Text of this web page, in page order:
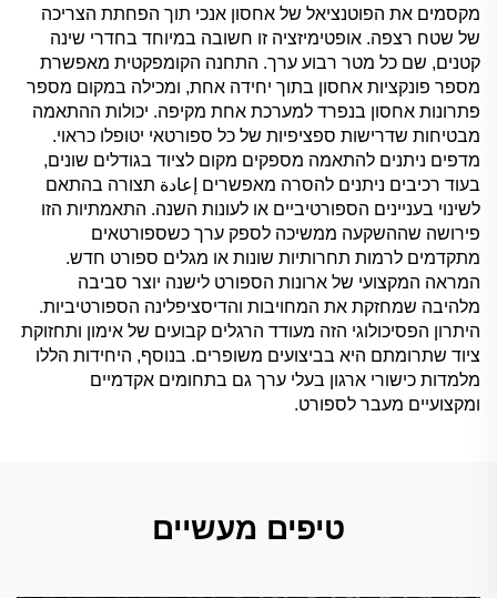
מקסמים את הפוטנציאל של אחסון אנכי תוך הפחתת הצריכה
של שטח רצפה. אופטימיזציה זו חשובה במיוחד בחדרי שינה
קטנים, שם כל מטר רבוע ערך. התחנה הקומפקטית מאפשרת
מספר פונקציות אחסון בתוך יחידה אחת, ומכילה במקום מספר
פתרונות אחסון בנפרד למערכת אחת מקיפה. יכולות ההתאמה
מבטיחות שדרישות ספציפיות של כל ספורטאי יטופלו כראוי.
מדפים ניתנים להתאמה מספקים מקום לציוד בגודלים שונים,
בעוד רכיבים ניתנים להסרה מאפשרים إعادة תצורה בהתאם
לשינוי בעניינים הספורטיביים או לעונות השנה. התאמתיות הזו
פירושה שההשקעה ממשיכה לספק ערך כשספורטאים
מתקדמים לרמות תחרותיות שונות או מגלים ספורט חדש.
המראה המקצועי של ארונות הספורט לישנה יוצר סביבה
מלהיבה שמחזקת את המחויבות והדיסציפלינה הספורטיביות.
היתרון הפסיכולוגי הזה מעודד הרגלים קבועים של אימון ותחזוקת
ציוד שתרומתם היא בביצועים משופרים. בנוסף, היחידות הללו
מלמדות כישורי ארגון בעלי ערך גם בתחומים אקדמיים
ומקצועיים מעבר לספורט.
טיפים מעשיים